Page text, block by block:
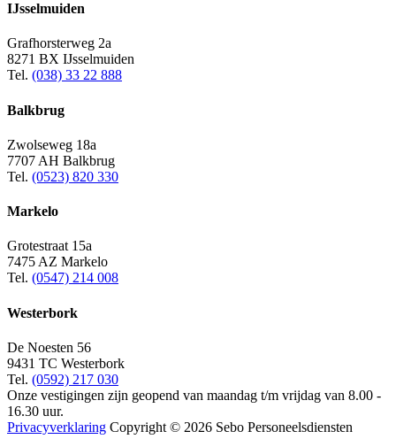
IJsselmuiden
Grafhorsterweg 2a
8271 BX IJsselmuiden
Tel. (038) 33 22 888
Balkbrug
Zwolseweg 18a
7707 AH Balkbrug
Tel. (0523) 820 330
Markelo
Grotestraat 15a
7475 AZ Markelo
Tel. (0547) 214 008
Westerbork
De Noesten 56
9431 TC Westerbork
Tel. (0592) 217 030
Onze vestigingen zijn geopend van maandag t/m vrijdag van 8.00 -
16.30 uur.
Privacyverklaring Copyright © 2026 Sebo Personeelsdiensten